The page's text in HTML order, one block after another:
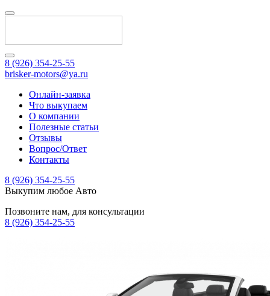
8 (926) 354-25-55
brisker-motors@ya.ru
Онлайн-заявка
Что выкупаем
О компании
Полезные статьи
Отзывы
Вопрос/Ответ
Контакты
8 (926) 354-25-55
Выкупим любое Авто
Позвоните нам, для консультации
8 (926) 354-25-55